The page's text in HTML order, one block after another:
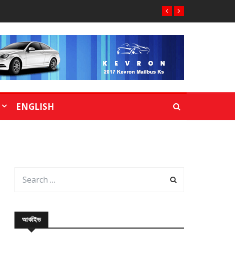
ENGLISH
আর্কাইভ